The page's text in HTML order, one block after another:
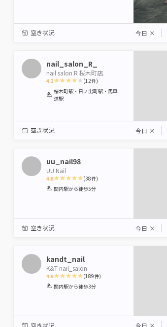
空き状況 今日 ×
nail_salon_R_
nail salon R 桜木町店
4.3
1
Star
2
Stars
3 4
5
(12件)
桜木町駅・日ノ出町駅・馬車
道駅
空き状況 今日 ×
uu_nail98
UU Nail
4.8
1 2 3 4 5
(38件)
関内駅から徒歩5分
空き状況 今日 ×
kandt_nail
K&T nail_salon
4.9
1 2 3 4 5
(189件)
関内駅から徒歩3分
空き状況